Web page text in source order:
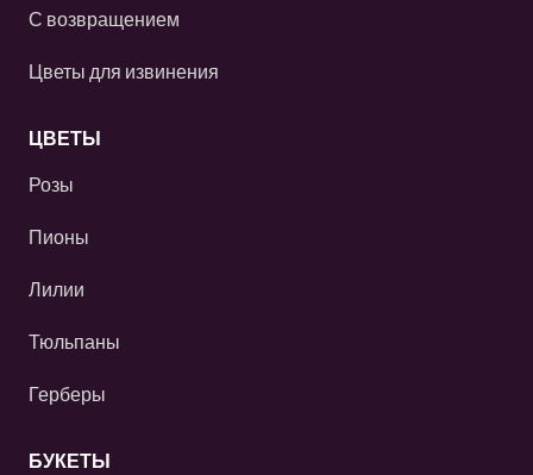
С возвращением
Цветы для извинения
ЦВЕТЫ
Розы
Пионы
Лилии
Тюльпаны
Герберы
БУКЕТЫ